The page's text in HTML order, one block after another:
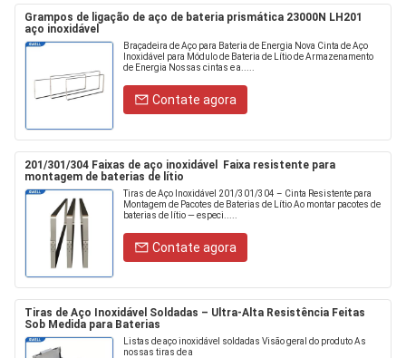
Grampos de ligação de aço de bateria prismática 23000N LH201
aço inoxidável
Braçadeira de Aço para Bateria de Energia Nova Cinta de Aço
Inoxidável para Módulo de Bateria de Lítio de Armazenamento
de Energia Nossas cintas e a.....
Contate agora
201/301/304 Faixas de aço inoxidável ️ Faixa resistente para
montagem de baterias de lítio
Tiras de Aço Inoxidável 201/301/304 – Cinta Resistente para
Montagem de Pacotes de Baterias de Lítio Ao montar pacotes de
baterias de lítio — especi.....
Contate agora
Tiras de Aço Inoxidável Soldadas – Ultra-Alta Resistência Feitas
Sob Medida para Baterias
Listas de aço inoxidável soldadas Visão geral do produto As
nossas tiras de a